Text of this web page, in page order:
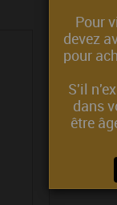
Pour
devez
pour
S'il
dans
être